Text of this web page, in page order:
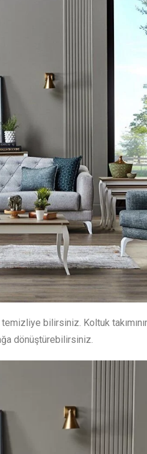
temizliye bilirsiniz. Koltuk
dönüştürebilirsiniz.